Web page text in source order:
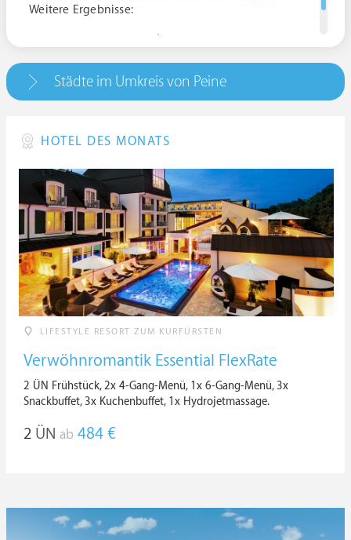
Weitere Ergebnisse:
Städte im Umkreis von Peine
HOTEL DES MONATS
LIFESTYLE RESORT ZUM KURFÜRSTEN
Verwöhnromantik Essential FlexRate
2 ÜN Frühstück, 2x 4-Gang-Menü, 1x 6-Gang-Menü, 3x
Snackbuffet, 3x Kuchenbuffet, 1x Hydrojetmassage.
2 ÜN ab 484 €